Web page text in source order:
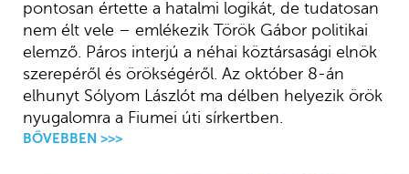
pontosan értette a hatalmi logikát, de tudatosan
nem élt vele – emlékezik Török Gábor politikai
elemző. Páros interjú a néhai köztársasági elnök
szerepéről és örökségéről. Az október 8-án
elhunyt Sólyom Lászlót ma délben helyezik örök
nyugalomra a Fiumei úti sírkertben.
BŐVEBBEN >>>